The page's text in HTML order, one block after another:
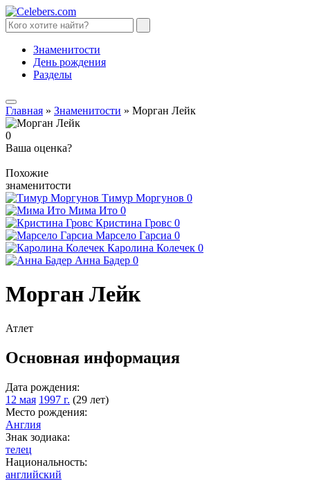
Знаменитости
День рождения
Разделы
Главная » Знаменитости » Морган Лейк
0
Ваша оценка?
Похожие
знаменитости
Тимур Моргунов 0
Мима Ито 0
Кристина Гровс 0
Марсело Гарсиа 0
Каролина Колечек 0
Анна Бадер 0
Морган Лейк
Атлет
Основная информация
Дата рождения:
12 мая 1997 г. (29 лет)
Место рождения:
Англия
Знак зодиака:
телец
Национальность:
английский